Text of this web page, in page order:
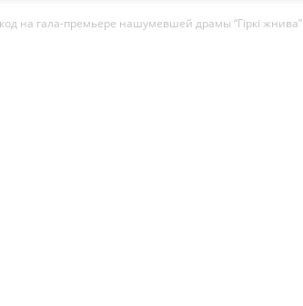
на гала-премьере нашумевшей драмы “Гіркі жнива”